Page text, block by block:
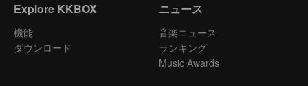
Explore KKBOX
機能
ダウンロード
ニュース
音楽ニュース
ランキング
Music Awards